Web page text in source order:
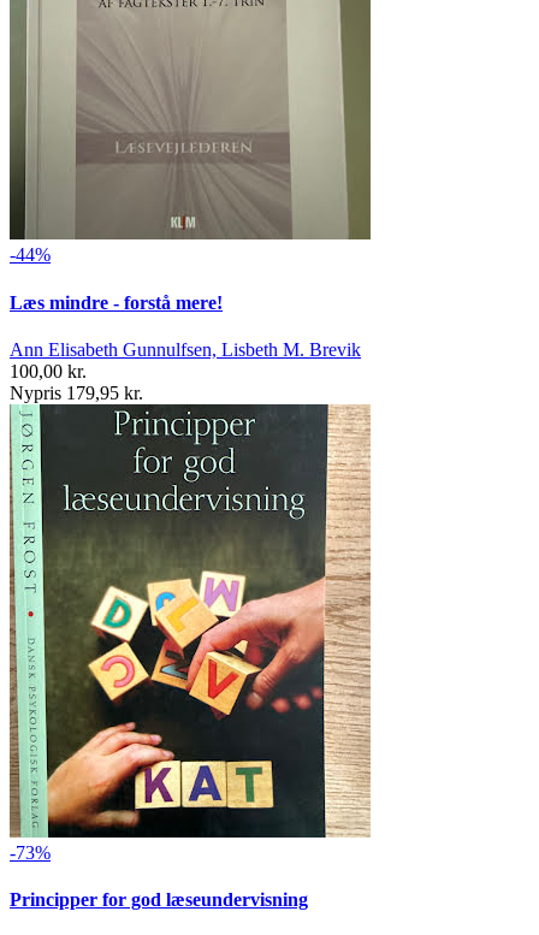
-44%
Læs mindre - forstå mere!
Ann Elisabeth Gunnulfsen, Lisbeth M. Brevik
100,00 kr.
Nypris 179,95 kr.
-73%
Principper for god læseundervisning